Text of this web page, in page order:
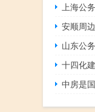
上海公
安顺周
山东公
十四化
中房是